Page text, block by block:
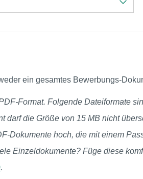
ein gesamtes Bewerbungs-
Format. Folgende Dateiformate
darf die Größe von 15 MB nicht
Dokumente hoch, die mit einem
Einzeldokumente? Füge diese
.